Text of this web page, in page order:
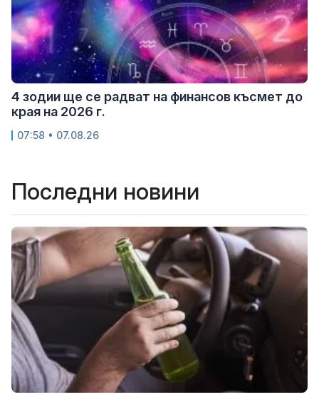
4 зодии ще се радват на финансов късмет до
края на 2026 г.
07:58 • 07.08.26
Последни новини